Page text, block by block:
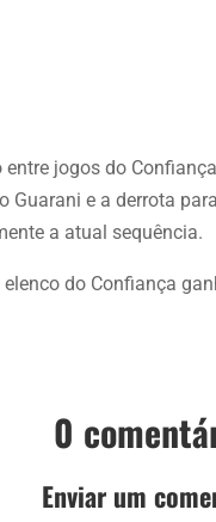
jogos do
Guarani e a derrota
a atual sequência.
do Confiança
0
Enviar um